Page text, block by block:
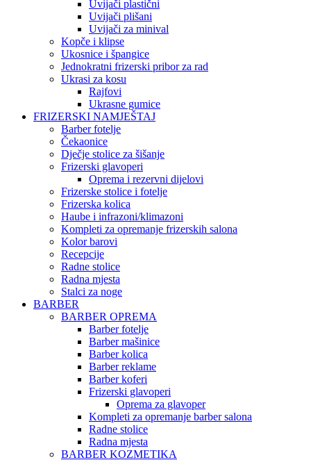
Uvijači plastični
Uvijači plišani
Uvijači za minival
Kopče i klipse
Ukosnice i špangice
Jednokratni frizerski pribor za rad
Ukrasi za kosu
Rajfovi
Ukrasne gumice
FRIZERSKI NAMJEŠTAJ
Barber fotelje
Čekaonice
Dječje stolice za šišanje
Frizerski glavoperi
Oprema i rezervni dijelovi
Frizerske stolice i fotelje
Frizerska kolica
Haube i infrazoni/klimazoni
Kompleti za opremanje frizerskih salona
Kolor barovi
Recepcije
Radne stolice
Radna mjesta
Stalci za noge
BARBER
BARBER OPREMA
Barber fotelje
Barber mašinice
Barber kolica
Barber reklame
Barber koferi
Frizerski glavoperi
Oprema za glavoper
Kompleti za opremanje barber salona
Radne stolice
Radna mjesta
BARBER KOZMETIKA